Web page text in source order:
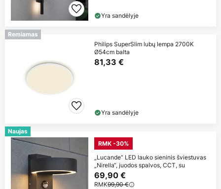
Yra sandėlyje
Remiamas
Philips SuperSlim lubų lempa 2700K
Ø54cm balta
81,33 €
Yra sandėlyje
Naujas
RMK -30%
„Lucande“ LED lauko sieninis šviestuvas
„Nirella“, juodos spalvos, CCT, su
69,90 €
RMK99,90 €